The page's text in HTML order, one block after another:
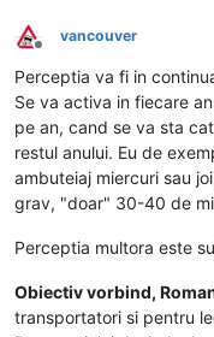
Deconectat
vancouver
Perceptia va fi in
Se va activa in fiecare
pe an, cand se va sta
restul anului. Eu de
ambuteiaj miercuri sau
grav, "doar" 30-40 de
Perceptia multora este
Obiectiv vorbind,
transportatori si pentru